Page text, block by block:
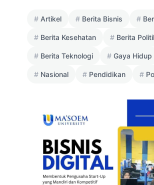
Artikel Berita Bisnis
Berita Kesehatan Berita
Berita Teknologi Gaya Hidup
Nasional Pendidikan